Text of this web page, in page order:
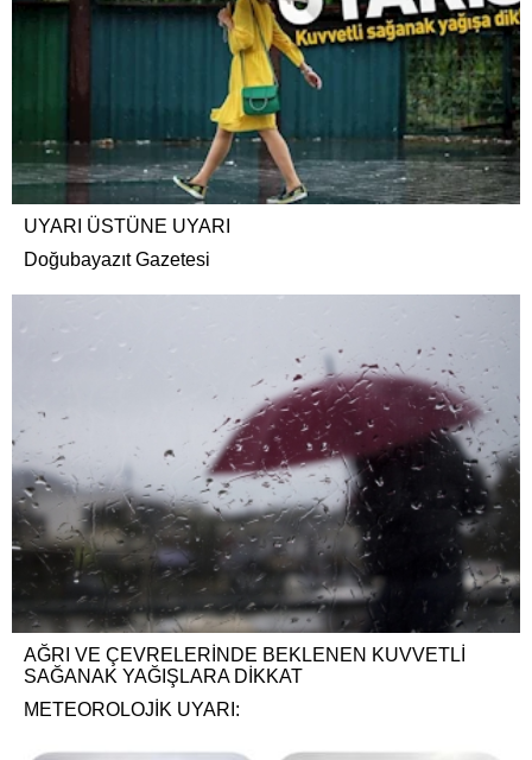
UYARI ÜSTÜNE UYARI
Doğubayazıt Gazetesi
AĞRI VE ÇEVRELERİNDE BEKLENEN KUVVETLİ
SAĞANAK YAĞIŞLARA DİKKAT
METEOROLOJİK UYARI: